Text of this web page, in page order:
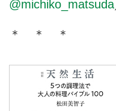
@michiko_matsuda
＊ ＊ ＊